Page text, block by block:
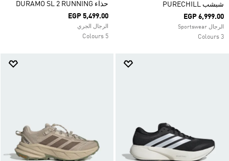
شبشب PURECHILL
EGP 6,999.00
الرجال Sportswear
3 Colours
حذاء DURAMO SL 2 RUNNING
EGP 5,499.00
الرجال الجري
5 Colours